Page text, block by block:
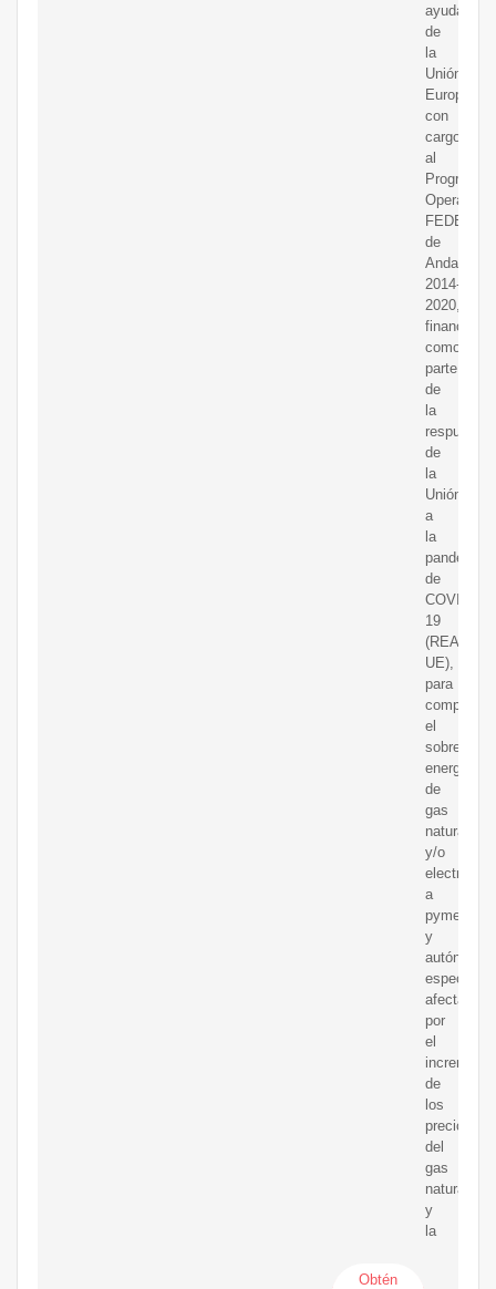
ayuda
de
la
Unión
Europea
con
cargo
al
Programa
Operativo
FEDER
de
Andalucía
2014-
2020,
financiada
como
parte
de
la
respuesta
de
la
Unión
a
la
pandemia
de
COVID-
19
(REACT-
UE),
para
compensar
el
sobrecoste
energético
de
gas
natural
y/o
a
pymes
y
autónomos
afectados
por
el
incremento
de
los
precios
del
gas
natural
y
la
Obtén